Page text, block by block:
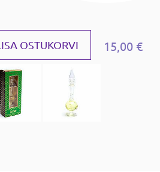
OSTUKORVI 15,00 €